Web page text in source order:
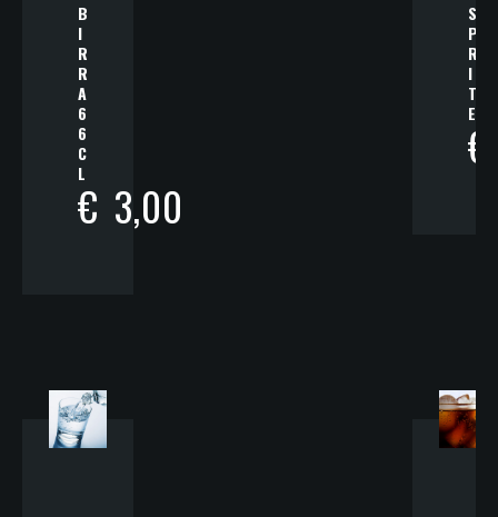
B
I
R
R
A
6
6
C
L
€ 3,00
S
P
R
I
T
E
€